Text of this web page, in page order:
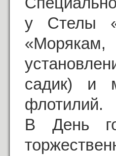
у Стелы
садик) и
флотилий.
В День